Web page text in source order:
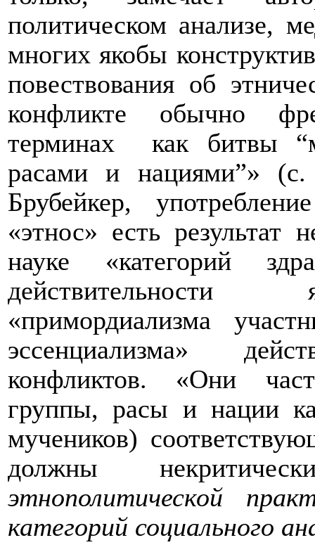
политическом анализе,
многих якобы
повествования об
конфликте обычно
терминах
как битвы
расами и нациями”»
Брубейкер,
«этнос» есть результат
науке «категорий
действительности
«примордиализма
эссенциализма»
конфликтов. «Они
группы, расы и нации
мучеников)
должны
этнополитической
категорий социального